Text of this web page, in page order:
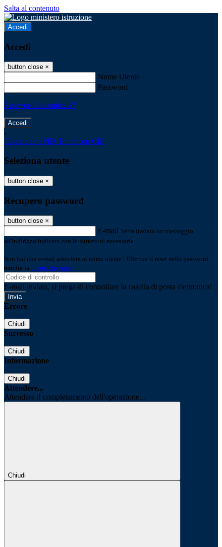
Salta al contenuto
Accedi
Accedi
button close ×
Nome Utente
Password
Password dimenticata?
-
Entra con SPID Entra con CIE
Seleziona utente
button close ×
Recupero password
button close ×
E-mail Verrà inviato un messaggio
all'indirizzo indicato con le istruzioni necessarie.
Non hai una e-mail associata al nome utente? Effettua il reset della password
tramite la Login Spaggiari
E-mail inviata, si prega di controllare la casella di posta elettronica!
Errore
Chiudi
Successo
Chiudi
Informazione
Chiudi
Attendere...
Attendere il completamento dell'operazione...
Chiudi